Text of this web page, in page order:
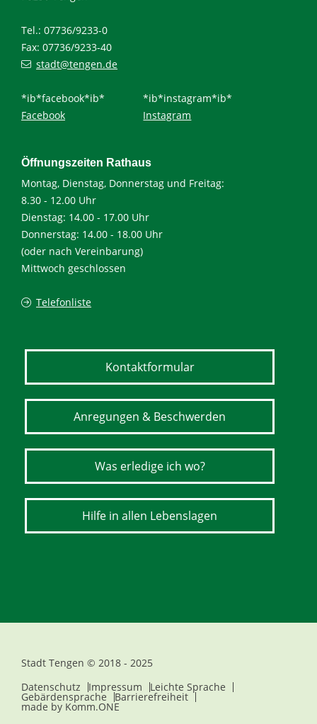
Tel.: 07736/9233-0
Fax: 07736/9233-40
stadt@tengen.de
*ib*facebook*ib*
Facebook
*ib*instagram*ib*
Instagram
Öffnungszeiten Rathaus
Montag, Dienstag, Donnerstag und Freitag:
8.30 - 12.00 Uhr
Dienstag: 14.00 - 17.00 Uhr
Donnerstag: 14.00 - 18.00 Uhr
(oder nach Vereinbarung)
Mittwoch geschlossen
Telefonliste
Kontaktformular
Anregungen & Beschwerden
Was erledige ich wo?
Hilfe in allen Lebenslagen
Stadt Tengen © 2018 - 2025
Datenschutz
Impressum Leichte Sprache
Gebärdensprache Barrierefreiheit
made by Komm.ONE